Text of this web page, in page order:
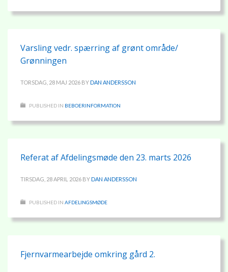
Varsling vedr. spærring af grønt område/
Grønningen
TORSDAG, 28 MAJ 2026 BYDAN ANDERSSON
PUBLISHED IN BEBOERINFORMATION
Referat af Afdelingsmøde den 23. marts 2026
TIRSDAG, 28 APRIL 2026 BYDAN ANDERSSON
PUBLISHED IN AFDELINGSMØDE
Fjernvarmearbejde omkring gård 2.